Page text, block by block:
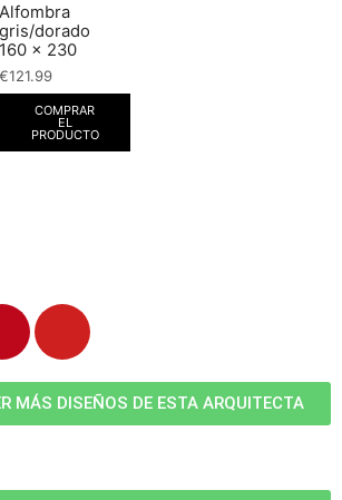
Alfombra
gris/dorado
160 x 230
€121.99
COMPRAR
EL
PRODUCTO
MÁS DISEÑOS DE ESTA ARQUITECTA